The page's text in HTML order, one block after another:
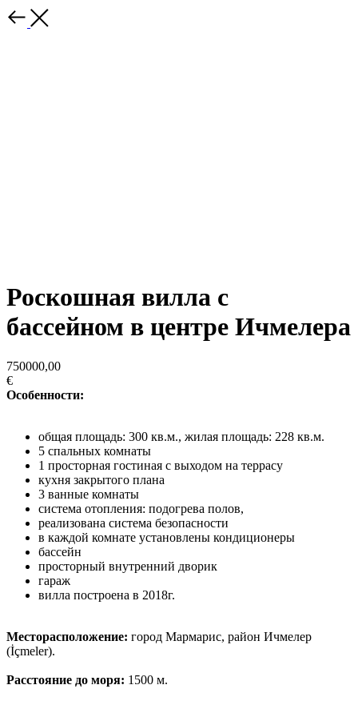
Роскошная вилла с
бассейном в центре Ичмелера
750000,00
€
Особенности:
общая площадь: 300 кв.м., жилая площадь: 228 кв.м.
5 спальных комнаты
1 просторная гостиная с выходом на террасу
кухня закрытого плана
3 ванные комнаты
система отопления: подогрева полов,
реализована система безопасности
в каждой комнате установлены кондиционеры
бассейн
просторный внутренний дворик
гараж
вилла построена в 2018г.
Месторасположение: город Мармарис, район Ичмелер
(İçmeler).
Расстояние до моря: 1500 м.